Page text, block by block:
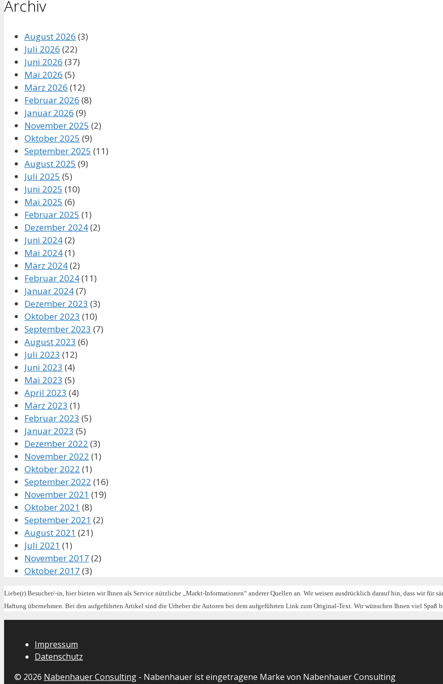
Archiv
August 2026 (3)
Juli 2026 (22)
Juni 2026 (37)
Mai 2026 (5)
März 2026 (12)
Februar 2026 (8)
Januar 2026 (9)
November 2025 (2)
Oktober 2025 (9)
September 2025 (11)
August 2025 (9)
Juli 2025 (5)
Juni 2025 (10)
Mai 2025 (6)
Februar 2025 (1)
Dezember 2024(2)
Juni 2024(2)
Mai 2024(1)
März 2024(2)
Februar 2024(11)
Januar 2024(7)
Dezember 2023 (3)
Oktober 2023 (10)
September 2023 (7)
August 2023 (6)
Juli 2023 (12)
Juni 2023 (4)
Mai 2023 (5)
April 2023 (4)
März 2023 (1)
Februar 2023 (5)
Januar 2023 (5)
Dezember 2022 (3)
November 2022 (1)
Oktober 2022 (1)
September 2022 (16)
November 2021 (19)
Oktober 2021 (8)
September 2021 (2)
August 2021 (21)
Juli 2021 (1)
November 2017 (2)
Oktober 2017 (3)
Liebe(r) Besucher/-in, hier bieten wir Ihnen als Service nützliche „Markt-Informationen“ anderer Quellen an. Wir weisen ausdrücklich darauf hin, dass wir für
Haftung übernehmen. Bei den aufgeführten Artikel sind die Urheber die Autoren bei dem aufgeführten Link zum Original-Text. Wir wünschen Ihnen viel Spaß
Impressum
Datenschutz
© 2026 Nabenhauer Consulting - Nabenhauer ist eingetragene Marke von Nabenhauer Consulting